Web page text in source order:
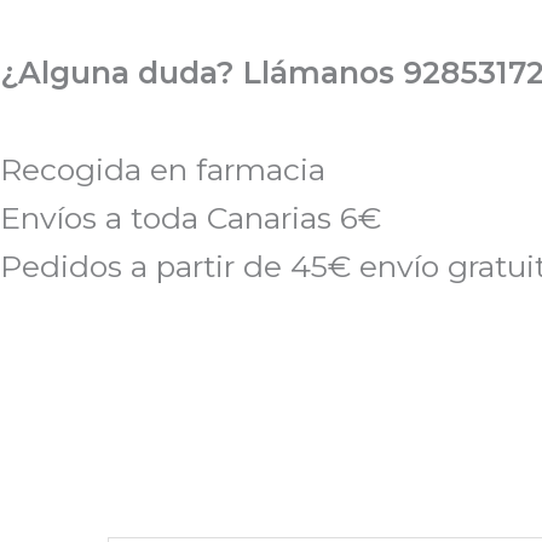
al
¿Alguna duda? Llámanos
Recogida en farmacia
Envíos a toda Canarias 6€
Pedidos a partir de 45€ envío